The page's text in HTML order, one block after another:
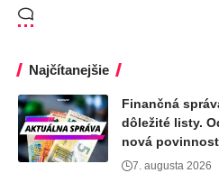
Najčítanejšie
Finančná
dôležité listy.
nová
7. augusta 2026